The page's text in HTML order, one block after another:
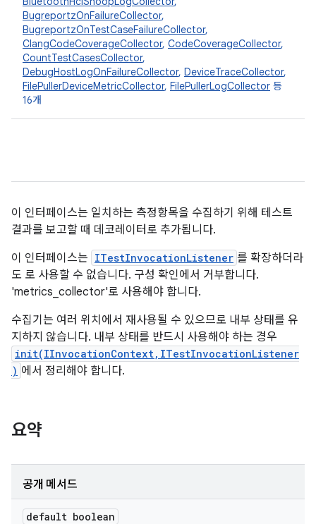
BugreportzOnFailureCollector,
BugreportzOnTestCaseFailureCollector,
ClangCodeCoverageCollector, CodeCoverageCollector,
CountTestCasesCollector,
DebugHostLogOnFailureCollector, DeviceTraceCollector,
FilePullerDeviceMetricCollector, FilePullerLogCollector 등
16개
이 인터페이스는 일치하는 측정항목을 수집하기 위해 테스트
결과를 보고할 때 데코레이터로 추가됩니다.
이 인터페이스는 ITestInvocationListener 를 확장하더라
도 로 사용할 수 없습니다. 구성 확인에서 거부합니다.
'metrics_collector'로 사용해야 합니다.
수집기는 여러 위치에서 재사용될 수 있으므로 내부 상태를 유
지하지 않습니다. 내부 상태를 반드시 사용해야 하는 경우
init(IInvocationContext,ITestInvocationListener
) 에서 정리해야 합니다.
요약
공개 메서드
default boolean